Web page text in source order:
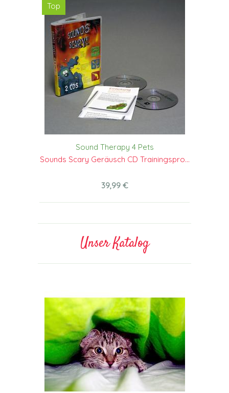
Top
Sound Therapy 4 Pets
Sounds Scary Geräusch CD Trainingspro...
39,99 €
Unser Katalog